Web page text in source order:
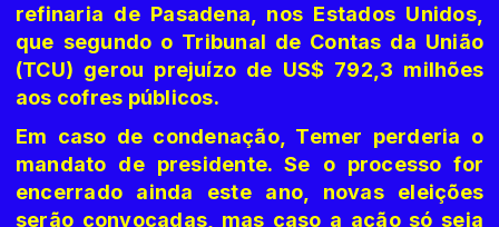
refinaria de Pasadena, nos Estados Unidos,
que segundo o Tribunal de Contas da União
(TCU) gerou prejuízo de US$ 792,3 milhões
aos cofres públicos.
Em caso de condenação, Temer perderia o
mandato de presidente. Se o processo for
encerrado ainda este ano, novas eleições
serão convocadas, mas caso a ação só seja